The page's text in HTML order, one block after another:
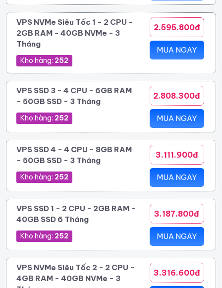
VPS NVMe Siêu Tốc 1 - 2 CPU -
2GB RAM - 40GB NVMe - 3
Tháng
Kho hàng: 252
2.595.800đ
MUA NGAY
VPS SSD 3 - 4 CPU - 6GB RAM
- 50GB SSD - 3 Tháng
Kho hàng: 252
2.808.300đ
MUA NGAY
VPS SSD 4 - 4 CPU - 8GB RAM
- 50GB SSD - 3 Tháng
Kho hàng: 252
3.111.900đ
MUA NGAY
VPS SSD 1 - 2 CPU - 2GB RAM -
40GB SSD 6 Tháng
Kho hàng: 252
3.187.800đ
MUA NGAY
VPS NVMe Siêu Tốc 2 - 2 CPU -
4GB RAM - 40GB NVMe - 3
3.316.600đ